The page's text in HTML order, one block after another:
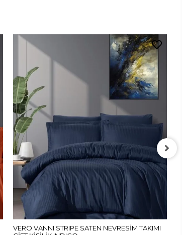
VERO VANNI STRIPE SATEN NEVRESİM TAKIMI